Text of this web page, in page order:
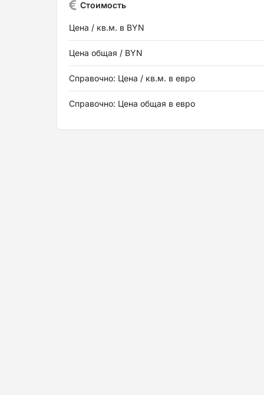
Стоимость
Цена / кв.м. в BYN
Цена общая / BYN
Справочно: Цена / кв.м. в евро
Справочно: Цена общая в евро